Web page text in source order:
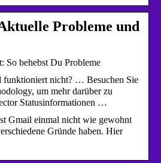
Probleme und
So behebst Du Probleme
nicht? … Besuchen Sie
um mehr darüber zu
Statusinformationen …
Gmail einmal nicht wie gewohnt
Gründe haben. Hier